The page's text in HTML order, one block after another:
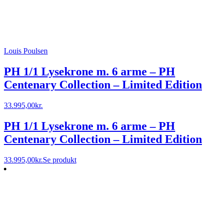
Louis Poulsen
PH 1/1 Lysekrone m. 6 arme – PH
Centenary Collection – Limited Edition
33.995,00kr.
PH 1/1 Lysekrone m. 6 arme – PH
Centenary Collection – Limited Edition
33.995,00kr.Se produkt